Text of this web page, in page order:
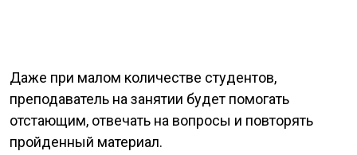
Даже при малом количестве студентов,
преподаватель на занятии будет помогать
отстающим, отвечать на вопросы и повторять
пройденный материал.